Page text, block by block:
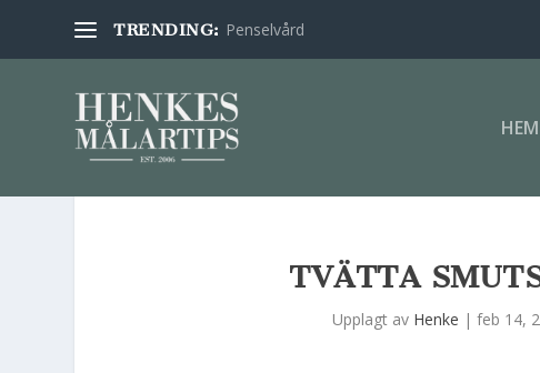
TRENDING: Penselvård
HEM
TVÄTTA
Upplagt av Henke |feb 14,